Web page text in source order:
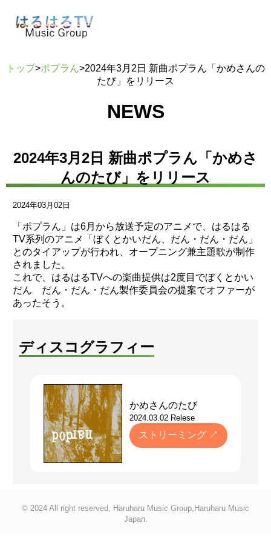
トップ>ポプラん>2024年3月2日 新曲ポプラん「かめさんの
たび」をリリース
NEWS
2024年3月2日 新曲ポプラん「かめさ
んのたび」をリリース
2024年03月02日
「ポプラん」は6月から放送予定のアニメで、はるはる
TV系列のアニメ「ぼくとかいだん、だん・だん・だん」
とのタイアップが行われ、オープニング兼主題歌が制作
されました。
これで、はるはるTVへの楽曲提供は2度目でぼくとかい
だん だん・だん・だん製作委員会の提案でオファーが
あったそう。
ディスコグラフィー
かめさんのたび
2024.03.02 Relese
ストリーミング ↗
© 2024 All right reserved, Haruharu Music Group,Haruharu Music
Japan.